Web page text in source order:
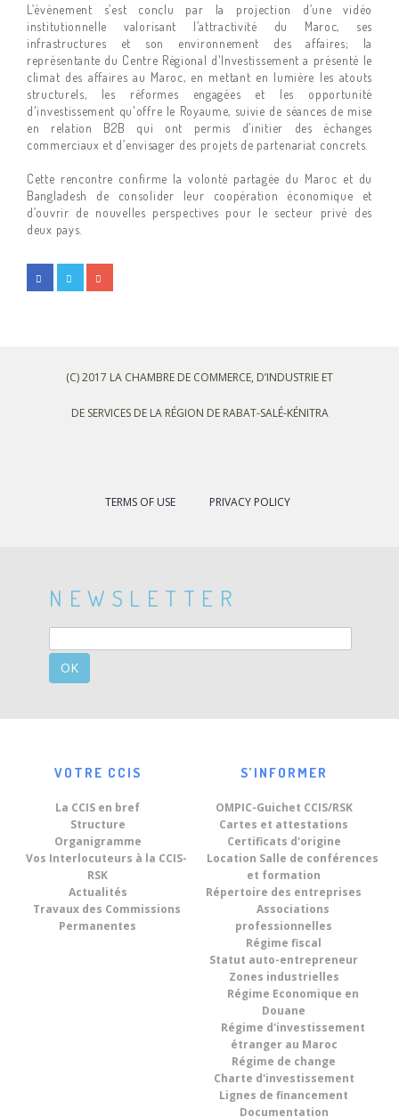
L’événement s’est conclu par la projection d’une vidéo
institutionnelle valorisant l’attractivité du Maroc, ses
infrastructures et son environnement des affaires; la
représentante du Centre Régional d'Investissement a présenté le
climat des affaires au Maroc, en mettant en lumière les atouts
structurels, les réformes engagées et les opportunité
d'investissement qu'offre le Royaume, suivie de séances de mise
en relation B2B qui ont permis d’initier des échanges
commerciaux et d’envisager des projets de partenariat concrets.
Cette rencontre confirme la volonté partagée du Maroc et du
Bangladesh de consolider leur coopération économique et
d’ouvrir de nouvelles perspectives pour le secteur privé des
deux pays.
(C) 2017 LA CHAMBRE DE COMMERCE, D’INDUSTRIE ET
DE SERVICES DE LA RÉGION DE RABAT-SALÉ-KÉNITRA
TERMS OF USE PRIVACY POLICY
NEWSLETTER
OK
VOTRE CCIS
La CCIS en bref
Structure
Organigramme
Vos Interlocuteurs à la CCIS-
RSK
Actualités
Travaux des Commissions
Permanentes
S’INFORMER
OMPIC-Guichet CCIS/RSK
Cartes et attestations
Certificats d'origine
Location Salle de conférences
et formation
Répertoire des entreprises
Associations
professionnelles
Régime fiscal
Statut auto-entrepreneur
Zones industrielles
Régime Economique en
Douane
Régime d'investissement
étranger au Maroc
Régime de change
Charte d'investissement
Lignes de financement
Documentation